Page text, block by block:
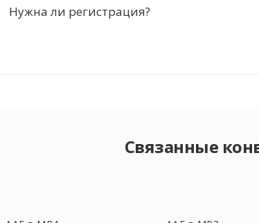
Нужна ли регистрация?
Связанные